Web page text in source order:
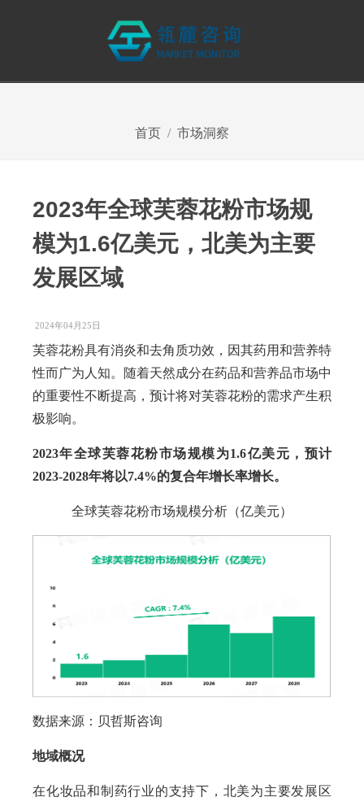
首页 市场洞察
2023年全球芙蓉花粉市场规
模为1.6亿美元，北美为主要
发展区域
2024年04月25日
芙蓉花粉具有消炎和去角质功效，因其药用和营养特
性而广为人知。随着天然成分在药品和营养品市场中
的重要性不断提高，预计将对芙蓉花粉的需求产生积
极影响。
2023年全球芙蓉花粉市场规模为1.6亿美元，预计
2023-2028年将以7.4%的复合年增长率增长。
全球芙蓉花粉市场规模分析（亿美元）
数据来源：贝哲斯咨询
地域概况
在化妆品和制药行业的支持下，北美为主要发展区